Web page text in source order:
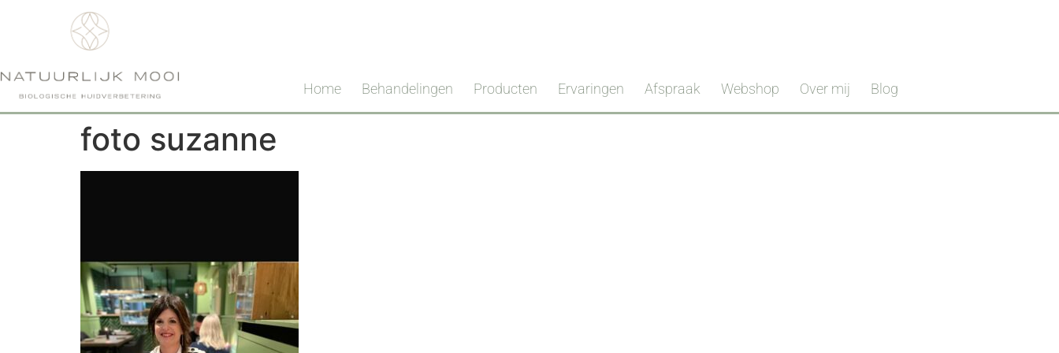
Home Behandelingen Producten Ervaringen Afspraak Webshop Over mij Blog
foto suzanne